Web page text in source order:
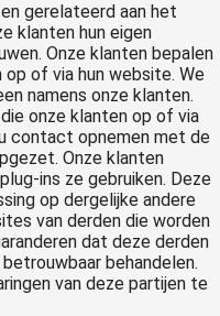
gerelateerd aan het
klanten hun eigen
Onze klanten bepalen
of via hun website. We
namens onze klanten.
onze klanten op of via
contact opnemen met de
Onze klanten
ins ze gebruiken. Deze
op dergelijke andere
van derden die worden
dat deze derden
behandelen.
van deze partijen te